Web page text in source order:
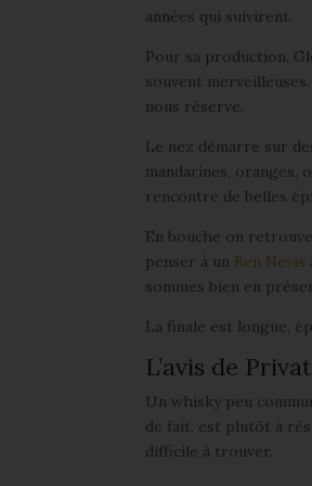
années qui suivirent.
Pour sa production,
souvent
nous réserve.
Le nez démarre sur
mandarines, oranges,
rencontre de belles
En bouche on
penser à un Ben Nevis
sommes bien en
La finale est longue,
L’avis de
Un whisky peu
de fait, est plutôt à
difficile à trouver.